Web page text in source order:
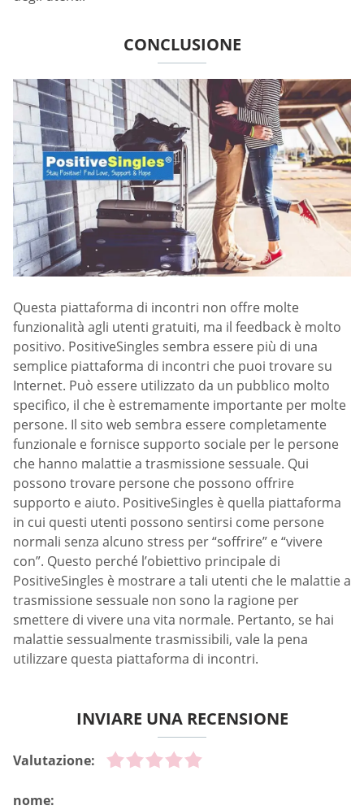
CONCLUSIONE
Questa piattaforma di incontri non offre molte
funzionalità agli utenti gratuiti, ma il feedback è molto
positivo. PositiveSingles sembra essere più di una
semplice piattaforma di incontri che puoi trovare su
Internet. Può essere utilizzato da un pubblico molto
specifico, il che è estremamente importante per molte
persone. Il sito web sembra essere completamente
funzionale e fornisce supporto sociale per le persone
che hanno malattie a trasmissione sessuale. Qui
possono trovare persone che possono offrire
supporto e aiuto. PositiveSingles è quella piattaforma
in cui questi utenti possono sentirsi come persone
normali senza alcuno stress per “soffrire” e “vivere
con”. Questo perché l’obiettivo principale di
PositiveSingles è mostrare a tali utenti che le malattie a
trasmissione sessuale non sono la ragione per
smettere di vivere una vita normale. Pertanto, se hai
malattie sessualmente trasmissibili, vale la pena
utilizzare questa piattaforma di incontri.
INVIARE UNA RECENSIONE
Valutazione:
nome: